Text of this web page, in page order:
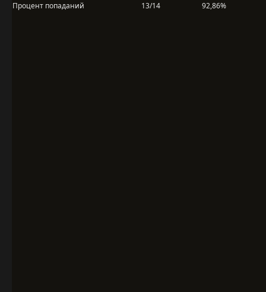
Процент попаданий
13/14 92,86%